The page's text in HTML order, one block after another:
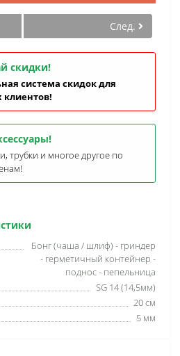
Бонг (чаша / шлиф) - гриндер
- герметичный контейнер -
поднос - пепельница
SG 14 (14,5мм)
20 см
5 мм
След.
скидки!
система скидок для
клиентов!
трубки и многое другое по